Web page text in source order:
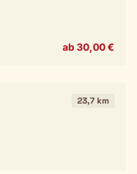
ab 30,00 €
23,7 km